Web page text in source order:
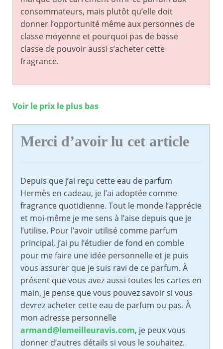
consommateurs, mais plutôt qu’elle doit
donner l’opportunité même aux personnes de
classe moyenne et pourquoi pas de basse
classe de pouvoir aussi s’acheter cette
fragrance.
Voir le prix le plus bas
Merci d’avoir lu cet article
Depuis que j’ai reçu cette eau de parfum
Hermès en cadeau, je l’ai adoptée comme
fragrance quotidienne. Tout le monde l’apprécie
et moi-même je me sens à l’aise depuis que je
l’utilise. Pour l’avoir utilisé comme parfum
principal, j’ai pu l’étudier de fond en comble
pour me faire une idée personnelle et je puis
vous assurer que je suis ravi de ce parfum. À
présent que vous avez aussi toutes les cartes en
main, je pense que vous pouvez savoir si vous
devrez acheter cette eau de parfum ou pas. À
mon adresse personnelle
armand@lemeilleuravis.com, je peux vous
donner d’autres détails si vous le souhaitez.